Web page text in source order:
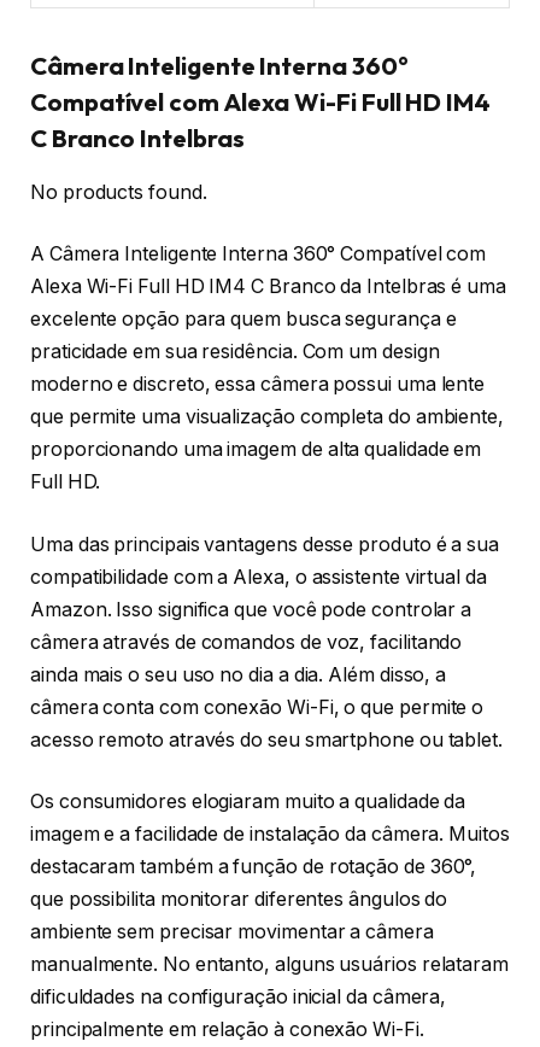
Câmera Inteligente Interna 360°
Compatível com Alexa Wi-Fi Full HD IM4
C Branco Intelbras
No products found.
A Câmera Inteligente Interna 360° Compatível com
Alexa Wi-Fi Full HD IM4 C Branco da Intelbras é uma
excelente opção para quem busca segurança e
praticidade em sua residência. Com um design
moderno e discreto, essa câmera possui uma lente
que permite uma visualização completa do ambiente,
proporcionando uma imagem de alta qualidade em
Full HD.
Uma das principais vantagens desse produto é a sua
compatibilidade com a Alexa, o assistente virtual da
Amazon. Isso significa que você pode controlar a
câmera através de comandos de voz, facilitando
ainda mais o seu uso no dia a dia. Além disso, a
câmera conta com conexão Wi-Fi, o que permite o
acesso remoto através do seu smartphone ou tablet.
Os consumidores elogiaram muito a qualidade da
imagem e a facilidade de instalação da câmera. Muitos
destacaram também a função de rotação de 360°,
que possibilita monitorar diferentes ângulos do
ambiente sem precisar movimentar a câmera
manualmente. No entanto, alguns usuários relataram
dificuldades na configuração inicial da câmera,
principalmente em relação à conexão Wi-Fi.